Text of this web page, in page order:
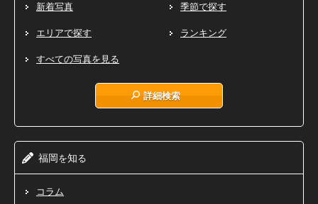
新着写真 季節で探す
エリアで探す ランキング
すべての写真を見る
詳細検索
福岡を知る
コラム